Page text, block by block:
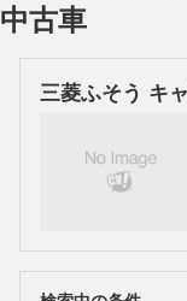
中古車
三菱ふそう キ